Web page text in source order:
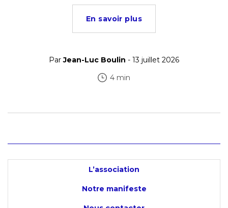
En savoir plus
ParJean-Luc Boulin - 13 juillet 2026
4 min
L’association
Notre manifeste